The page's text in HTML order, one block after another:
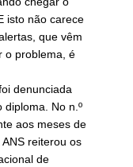
isto não carece
que vêm
o problema, é
denunciada
No n.º
aos meses de
reiterou os
de